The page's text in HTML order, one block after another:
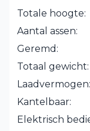
Totale hoogte:
Aantal assen:
Geremd:
Totaal gewicht:
Laadvermogen:
Kantelbaar:
Elektrisch